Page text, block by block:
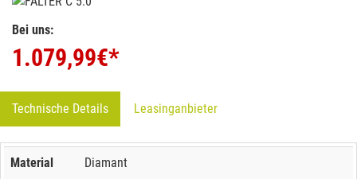
Bei uns:
1.079,99€*
Technische Details Leasinganbieter
Material Diamant